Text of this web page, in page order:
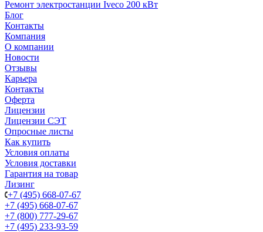
Ремонт электростанции Iveco 200 кВт
Блог
Контакты
Компания
О компании
Новости
Отзывы
Карьера
Контакты
Оферта
Лицензии
Лицензии СЭТ
Опросные листы
Как купить
Условия оплаты
Условия доставки
Гарантия на товар
Лизинг
+7 (495) 668-07-67
+7 (495) 668-07-67
+7 (800) 777-29-67
+7 (495) 233-93-59